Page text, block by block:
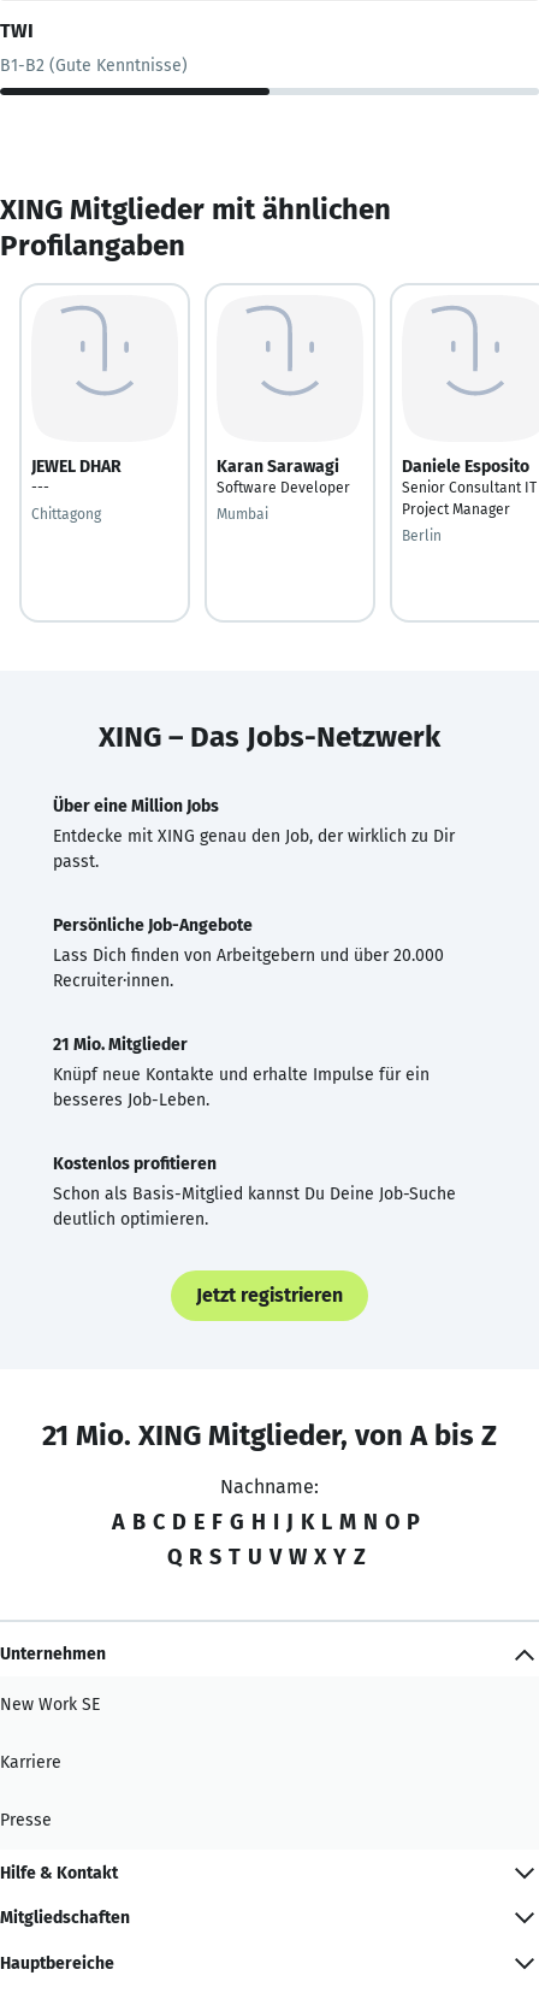
TWI
B1-B2 (Gute Kenntnisse)
XING Mitglieder mit ähnlichen
Profilangaben
JEWEL DHAR
---
Chittagong
Karan Sarawagi
Software Developer
Mumbai
Daniele Esposito
Senior Consultant IT
Project Manager
Berlin
XING – Das Jobs-Netzwerk
Über eine Million Jobs
Entdecke mit XING genau den Job, der wirklich zu Dir
passt.
Persönliche Job-Angebote
Lass Dich finden von Arbeitgebern und über 20.000
Recruiter·innen.
21 Mio. Mitglieder
Knüpf neue Kontakte und erhalte Impulse für ein
besseres Job-Leben.
Kostenlos profitieren
Schon als Basis-Mitglied kannst Du Deine Job-Suche
deutlich optimieren.
Jetzt registrieren
21 Mio. XING Mitglieder, von A bis Z
Nachname:
A B C D E F G H I J K L M N O P
Q R S T U V W X Y Z
Unternehmen
New Work SE
Karriere
Presse
Hilfe & Kontakt
Mitgliedschaften
Hauptbereiche